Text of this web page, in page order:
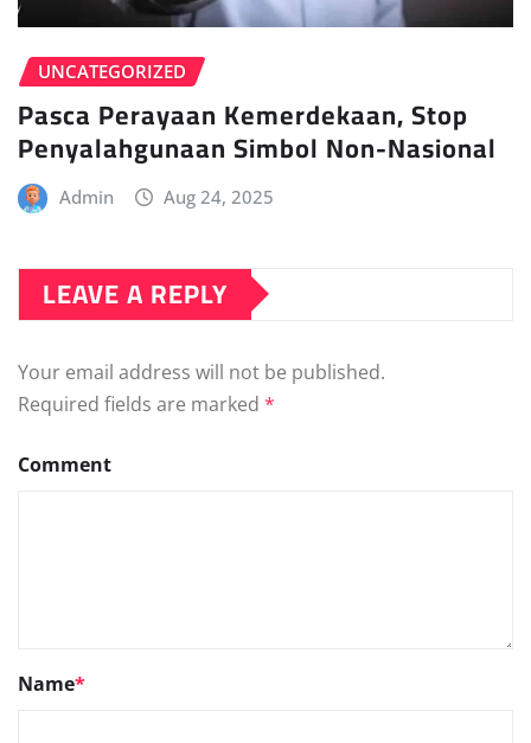
UNCATEGORIZED
Pasca Perayaan Kemerdekaan, Stop
Penyalahgunaan Simbol Non-Nasional
Admin Aug 24, 2025
LEAVE A REPLY
Your email address will not be published.
Required fields are marked *
Comment
Name*